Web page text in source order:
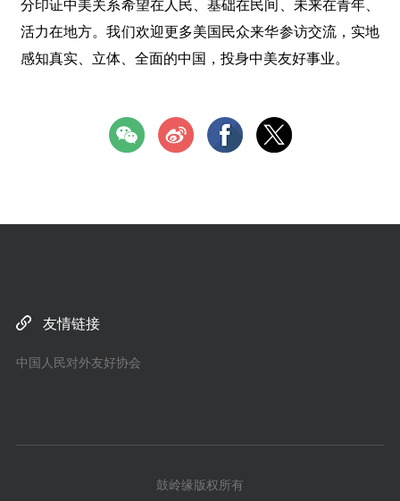
分印证中美关系希望在人民、基础在民间、未来在青年、
活力在地方。我们欢迎更多美国民众来华参访交流，实地
感知真实、立体、全面的中国，投身中美友好事业。
友情链接
中国人民对外友好协会
鼓岭缘版权所有